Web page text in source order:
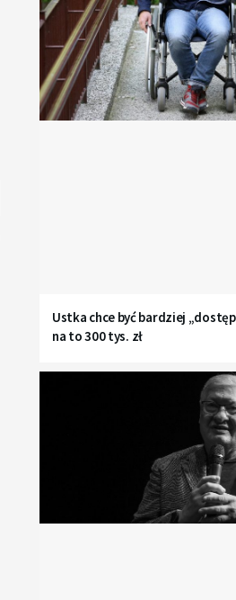
Ustka chce być bardziej
na to 300 tys. zł